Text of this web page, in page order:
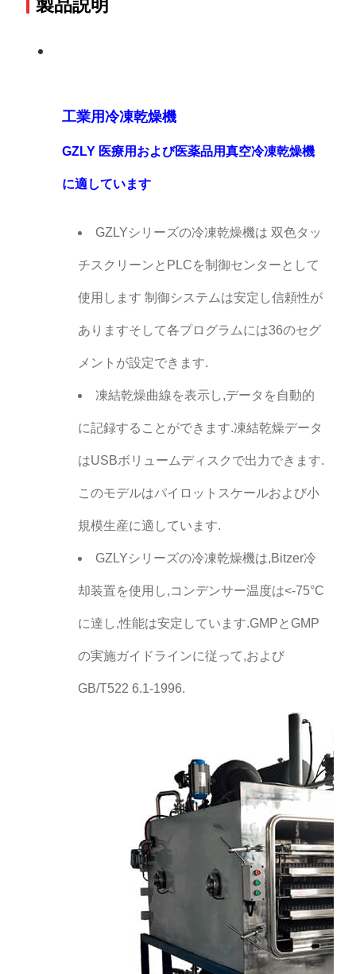
製品説明
工業用冷凍乾燥機
GZLY 医療用および医薬品用真空冷凍乾燥機
に適しています
GZLYシリーズの冷凍乾燥機は 双色タッ
チスクリーンとPLCを制御センターとして
使用します 制御システムは安定し信頼性が
ありますそして各プログラムには36のセグ
メントが設定できます.
凍結乾燥曲線を表示し,データを自動的
に記録することができます.凍結乾燥データ
はUSBボリュームディスクで出力できます.
このモデルはパイロットスケールおよび小
規模生産に適しています.
GZLYシリーズの冷凍乾燥機は,Bitzer冷
却装置を使用し,コンデンサー温度は<-75°C
に達し,性能は安定しています.GMPとGMP
の実施ガイドラインに従って,および
GB/T522 6.1-1996.